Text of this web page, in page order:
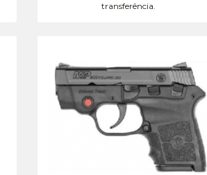
transferência.